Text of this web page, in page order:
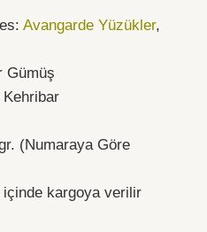
Avangarde Yüzükler,
Gümüş
Kehribar
(Numaraya Göre
kargoya verilir